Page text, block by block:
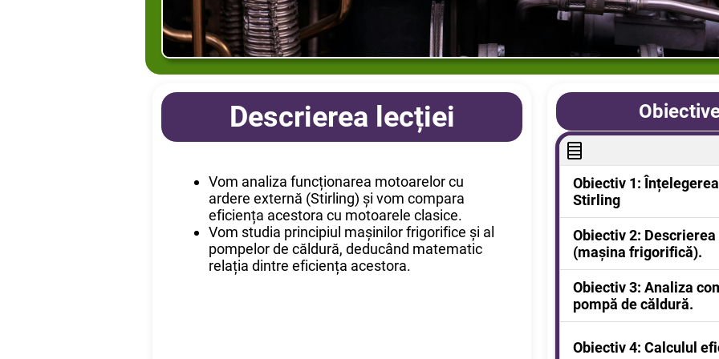
Descrierea lecției
Vom analiza funcționarea motoarelor cu
ardere externă (Stirling) și vom compara
eficiența acestora cu motoarele clasice.
Vom studia principiul mașinilor frigorifice și al
pompelor de căldură, deducând matematic
relația dintre eficiența acestora.
Obiectiv 1:
Stirling
Identificarea
diagrama p-V.
Obiectiv 2:
(mașina frigorifică).
Rolul compresorului,
laminare și
Obiectiv 3: Analiza
pompă de căldură.
Demonstrarea faptului
Obiectiv 4: Calculul